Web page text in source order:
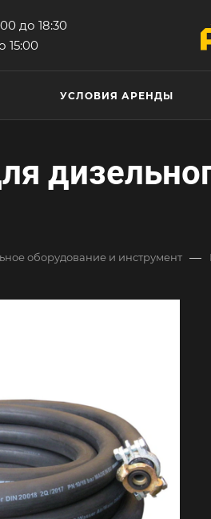
до 18:30
15:00
УСЛОВИЯ АРЕНДЫ
оборудование и инструмент —